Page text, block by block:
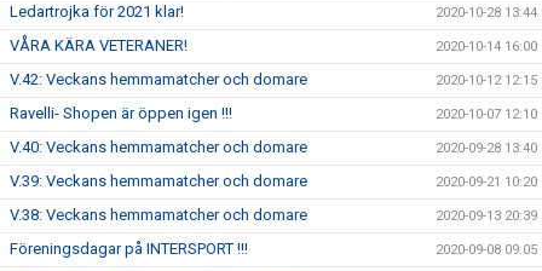
Ledartrojka för 2021 klar! 2020-10-28 13:44
VÅRA KÄRA VETERANER! 2020-10-14 16:00
V.42: Veckans hemmamatcher och domare 2020-10-12 12:15
Ravelli- Shopen är öppen igen !!! 2020-10-07 12:10
V.40: Veckans hemmamatcher och domare 2020-09-28 13:40
V.39: Veckans hemmamatcher och domare 2020-09-21 10:20
V.38: Veckans hemmamatcher och domare 2020-09-13 20:39
Föreningsdagar på INTERSPORT !!! 2020-09-08 09:05